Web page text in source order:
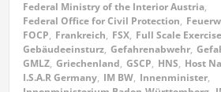
Federal Ministry of the Interior Austria,
Federal Office for Civil Protection,
FOCP, Frankreich, FSX, Full Scale Exercise
Gebäudeeinsturz, Gefahrenabwehr,
GMLZ, Griechenland, GSCP, HNS, Host
I.S.A.R Germany, IM BW, Innenminister,